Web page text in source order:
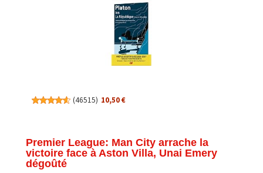
(46515) 10,50 €
Premier League: Man City arrache la
victoire face à Aston Villa, Unai Emery
dégoûté